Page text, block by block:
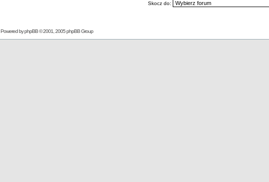
Skocz do:
Powered byphpBB© 2001, 2005 phpBB Group